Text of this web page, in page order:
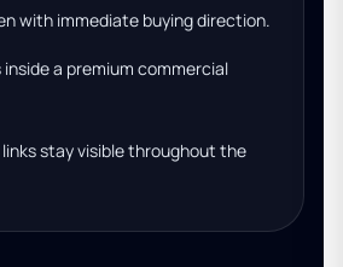
with immediate buying direction.
a premium commercial
stay visible throughout the